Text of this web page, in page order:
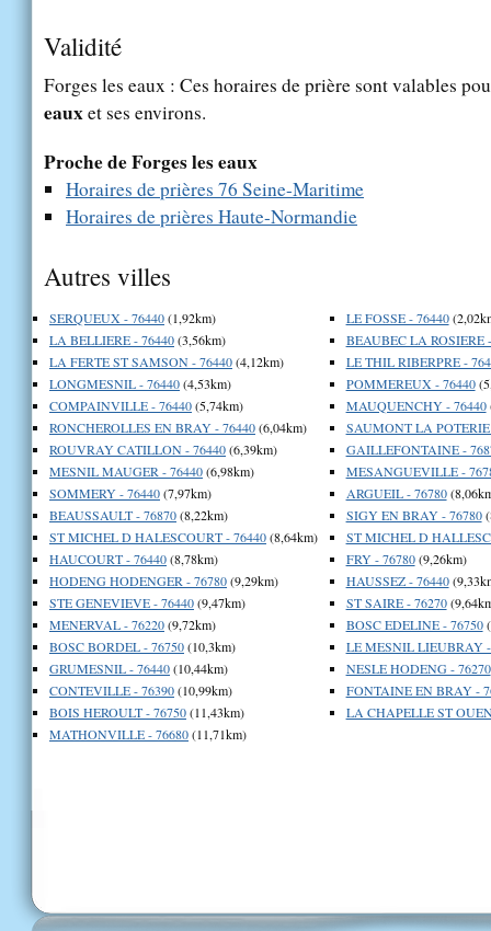
Validité
Forges les eaux : Ces horaires de prière sont valables
eauxet ses environs.
Proche de Forges les eaux
Horaires de prières 76 Seine-Maritime
Horaires de prières Haute-Normandie
Autres villes
SERQUEUX - 76440(1,92km)
LA BELLIERE - 76440(3,56km)
LA FERTE ST SAMSON - 76440(4,12km)
LONGMESNIL - 76440(4,53km)
COMPAINVILLE - 76440(5,74km)
RONCHEROLLES EN BRAY - 76440(6,04km)
ROUVRAY CATILLON - 76440(6,39km)
MESNIL MAUGER - 76440(6,98km)
SOMMERY - 76440(7,97km)
BEAUSSAULT - 76870(8,22km)
ST MICHEL D HALESCOURT - 76440(8,64km)
HAUCOURT - 76440(8,78km)
HODENG HODENGER - 76780(9,29km)
STE GENEVIEVE - 76440(9,47km)
MENERVAL - 76220(9,72km)
BOSC BORDEL - 76750(10,3km)
GRUMESNIL - 76440(10,44km)
CONTEVILLE - 76390(10,99km)
BOIS HEROULT - 76750(11,43km)
MATHONVILLE - 76680(11,71km)
LE FOSSE - 76440
BEAUBEC LA ROSIERE
LE THIL RIBERPRE -
POMMEREUX - 76440
MAUQUENCHY - 76440
SAUMONT LA POTERIE
GAILLEFONTAINE -
MESANGUEVILLE -
ARGUEIL - 76780
SIGY EN BRAY - 76780
ST MICHEL D
FRY - 76780(9,26km)
HAUSSEZ - 76440
ST SAIRE - 76270
BOSC EDELINE - 76750
LE MESNIL LIEUBRAY -
NESLE HODENG - 76270
FONTAINE EN BRAY -
LA CHAPELLE ST